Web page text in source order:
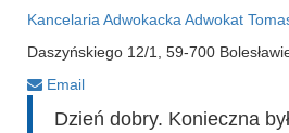
Kancelaria Adwokacka Adwokat
Daszyńskiego 12/1, 59-700
Email
Dzień dobry. Konieczna